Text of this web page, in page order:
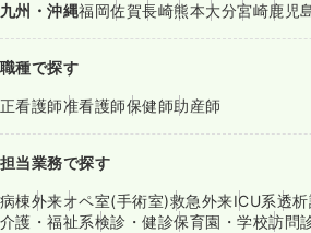
九州・沖縄福岡佐賀長崎熊本大分宮崎鹿児
職種で探す
正看護師准看護師保健師助産師
担当業務で探す
病棟外来オペ室(手術室)救急外来ICU系透析
介護・福祉系検診・健診保育園・学校訪問